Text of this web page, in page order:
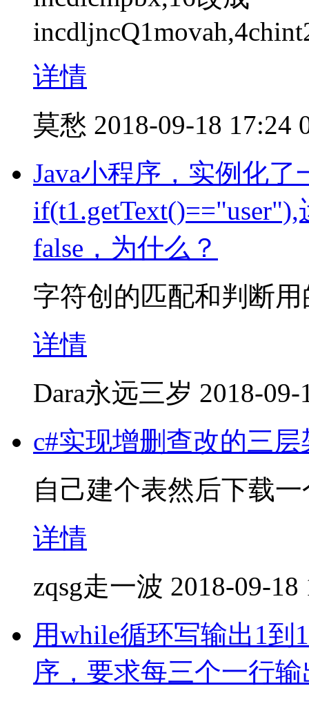
详情
莫愁 2018-09-18 17:24
Java小程序，实例化了
false，为什么？
字符创的匹配和判断
详情
Dara永远三岁 2018-09-
c#实现增删查改的三
自己建个表然后下载
详情
zqsg走一波 2018-09-18
用while循环写输出1到
序，要求每三个一行输